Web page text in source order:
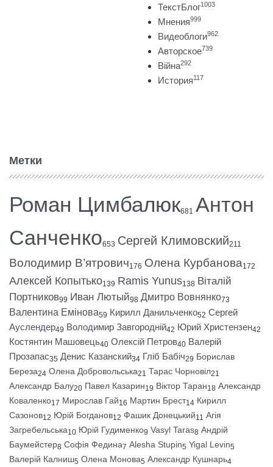
ТекстБлог1003
Мнения999
Видеоблоги962
Авторское739
Війна292
История117
Метки
Роман Цимбалюк681 Антон
Санченко653 Сергей Климовский211
Володимир В’ятрович176 Олена Курбанова172
Алексей Копытько139 Ramis Yunus138 Віталій
Портников99 Иван Лютый98 Дмитро Вовнянко73
Валентина Емінова59 Кирилл Данильченко52 Сергей
Ауслендер49 Володимир Завгородній42 Юрий Христензен42
Костянтин Машовець40 Олексій Петров40 Валерій
Прозапас35 Денис Казанский34 Гліб Бабіч29 Борислав
Береза24 Олена Добровольська21 Тарас Чорновіл21
Александр Балу20 Павел Казарин19 Віктор Таран18 Александр
Коваленко17 Мирослав Гай16 Мартин Брест14 Кирилл
Сазонов12 Юрій Богданов12 Фашик Донецький11 Агія
Загребельська10 Юрій Гудименко9 Vasyl Taras8 Андрій
Баумейстер8 Софія Федина7 Alesha Stupin5 Yigal Levin5
Валерій Калниш5 Олена Монова5 Александр Кушнарь4